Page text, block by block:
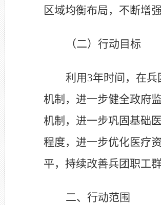
区域均衡布局，不断增
（二）行动目标
利用3年时间，在
机制，进一步健全政府
机制，进一步巩固基础
程度，进一步优化医疗
平，持续改善兵团职工
二、行动范围